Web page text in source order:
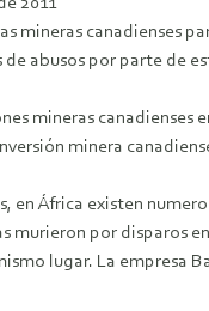
mineras canadienses
de abusos por parte de
mineras
minera
en África existen
murieron por disparos
lugar. La